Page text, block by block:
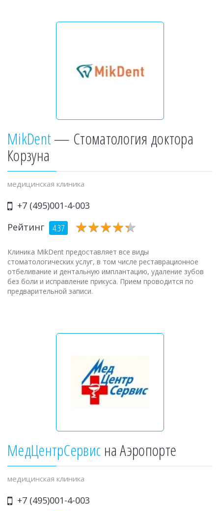
MikDent— Стоматология доктора
Корзуна
медицинская клиника
+7 (495)001-4-003
Рейтинг
4.37 ★★★★★
★★★★★
Клиника MikDent предоставляет все виды
стоматологических услуг, в том числе реставрационное
отбеливание и дентальную имплантацию, удаление зубов
без боли и исправление прикуса. Прием проводится по
предварительной записи.
МедЦентрСервис на Аэропорте
медицинская клиника
+7 (495)001-4-003